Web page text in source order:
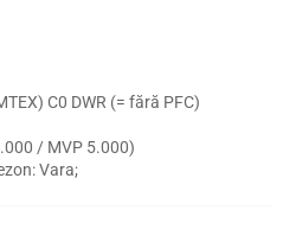
C0 DWR (= fără PFC)
/ MVP 5.000)
Vara;